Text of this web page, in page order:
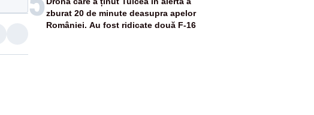
zburat 20 de minute deasupra apelor
României. Au fost ridicate două F-16